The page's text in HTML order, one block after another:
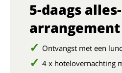
5-daags
arrangement
Ontvangst met een
4 x hotelovernachting